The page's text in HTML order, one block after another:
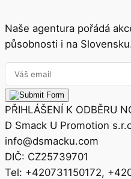
Naše agentura pořádá
působnosti i na
PŘIHLÁŠENÍ K ODBĚRU
D Smack U Promotion
info@dsmacku.com
DIČ: CZ25739701
Tel: +420731150172,